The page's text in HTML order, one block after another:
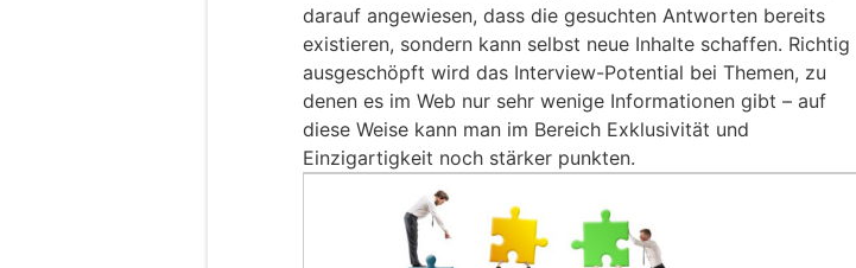
darauf angewiesen, dass die gesuchten Antworten bereits
existieren, sondern kann selbst neue Inhalte schaffen. Richtig
ausgeschöpft wird das Interview-Potential bei Themen, zu
denen es im Web nur sehr wenige Informationen gibt – auf
diese Weise kann man im Bereich Exklusivität und
Einzigartigkeit noch stärker punkten.